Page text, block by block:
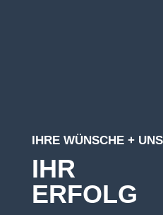
IHRE WÜNSCHE +
IHR
ERFOLG